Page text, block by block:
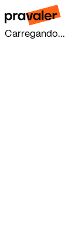
Carregando...